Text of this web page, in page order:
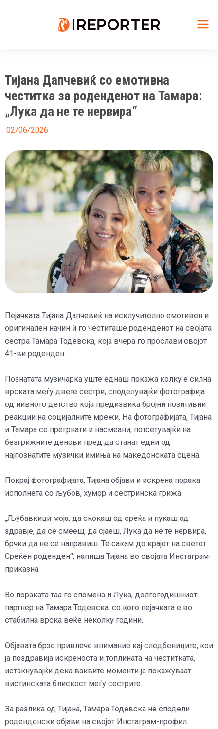
Тијана Дапчевиќ со емотивна
честитка за роденденот на Тамара:
„Лука да не те нервира“
02/06/2026
Пејачката Тијана Дапчевиќ на исклучително емотивен и
оригинален начин ѝ го честиташе роденденот на својата
сестра Тамара Тодевска, која вчера го прослави својот
41-ви роденден.
Познатата музичарка уште еднаш покажа колку е силна
врската меѓу двете сестри, споделувајќи фотографија
од нивното детство која предизвика бројни позитивни
реакции на социјалните мрежи. На фотографијата, Тијана
и Тамара се прегрнати и насмеани, потсетувајќи на
безгрижните денови пред да станат едни од
најпознатите музички имиња на македонската сцена.
Покрај фотографијата, Тијана објави и искрена порака
исполнета со љубов, хумор и сестринска грижа.
„Љубавкици моја, да скокаш од среќа и пукаш од
здравје, да се смееш, да сјаеш, Лука да не те нервира,
брчки да не се направиш. Те сакам до крајот на светот.
Среќен роденден“, напиша Тијана во својата Инстаграм-
приказна.
Во пораката таа го спомена и Лука, долгогодишниот
партнер на Тамара Тодевска, со кого пејачката е во
стабилна врска веќе неколку години.
Објавата брзо привлече внимание кај следбениците, кои
ја поздравија искреноста и топлината на честитката,
истакнувајќи дека ваквите моменти ја покажуваат
вистинската блискост меѓу сестрите.
За разлика од Тијана, Тамара Тодевска не сподели
роденденски објави на својот Инстаграм-профил.